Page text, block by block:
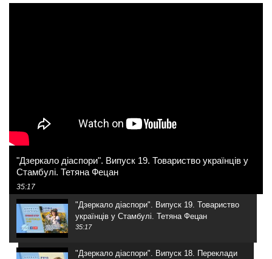
"Дзеркало діаспори". Випуск 19. Товариство українців у
Стамбулі. Тетяна Фецан
35:17
"Дзеркало діаспори". Випуск 19. Товариство
українців у Стамбулі. Тетяна Фецан
35:17
"Дзеркало діаспори". Випуск 18. Переклади